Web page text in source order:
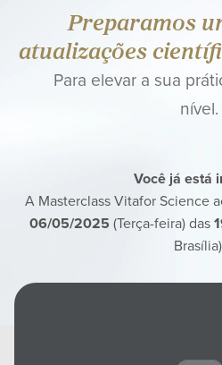
Preparamos
atualizações
Para elevar a sua
nível.
Você já está
A Masterclass Vitafor Science
06/05/2025 (Terça-feira) das